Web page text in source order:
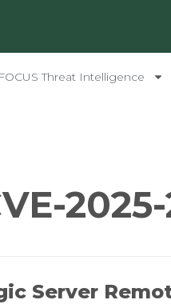
Threat Intelligence
Server